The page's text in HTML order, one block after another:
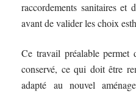
raccordements sanitaires et
avant de valider les choix
Ce travail préalable
conservé, ce qui doit être
adapté au nouvel